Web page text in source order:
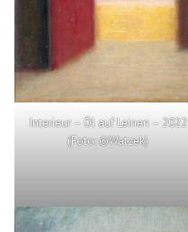
Interieur – Öl auf Leinen – 2022
(Foto: ©Watzek)